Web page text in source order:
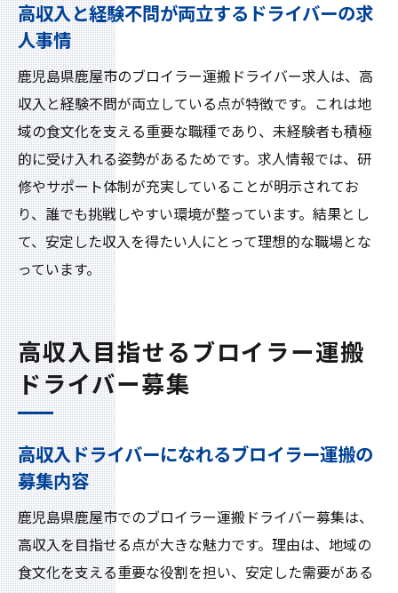
スキルアップを目指せるブロイラー運搬ド
ライバーの道
高収入とキャリアアップを両立するドライ
バーの秘訣
ブロイラー運搬で未来を切り開くドライバ
ーの挑戦
未経験歓迎ブロイラー運搬ドライバーの働き方
未経験から始めるブロイラー運搬ドライバ
ーの一日
ドライバー未経験者にやさしい職場環境と
は
働きやすさが魅力のブロイラー運搬ドライ
バー
高収入を実感できるドライバーの働き方の
コツ
ブロイラー運搬ドライバーの仕事とプライ
ベート両立術
未経験でも続けやすいドライバーのサポー
ト体制
高収入実現ドライバーのブロイラー運搬求人情
高収入と経験不問が両立するドライバーの求
人事情
鹿児島県鹿屋市のブロイラー運搬ドライバー求人は、高
収入と経験不問が両立している点が特徴です。これは地
域の食文化を支える重要な職種であり、未経験者も積極
的に受け入れる姿勢があるためです。求人情報では、研
修やサポート体制が充実していることが明示されてお
り、誰でも挑戦しやすい環境が整っています。結果とし
て、安定した収入を得たい人にとって理想的な職場とな
っています。
高収入目指せるブロイラー運搬
ドライバー募集
高収入ドライバーになれるブロイラー運搬の
募集内容
鹿児島県鹿屋市でのブロイラー運搬ドライバー募集は、
高収入を目指せる点が大きな魅力です。理由は、地域の
食文化を支える重要な役割を担い、安定した需要がある